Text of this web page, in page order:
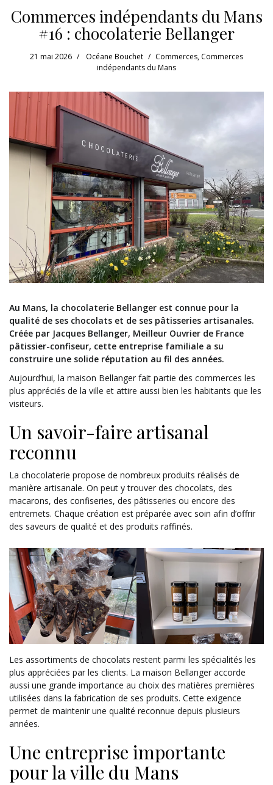
Commerces indépendants du Mans
#16 : chocolaterie Bellanger
21 mai 2026 Océane Bouchet Commerces, Commerces
indépendants du Mans
Au Mans, la chocolaterie Bellanger est connue pour la
qualité de ses chocolats et de ses pâtisseries artisanales.
Créée par Jacques Bellanger, Meilleur Ouvrier de France
pâtissier-confiseur, cette entreprise familiale a su
construire une solide réputation au fil des années.
Aujourd’hui, la maison Bellanger fait partie des commerces les
plus appréciés de la ville et attire aussi bien les habitants que les
visiteurs.
Un savoir-faire artisanal
reconnu
La chocolaterie propose de nombreux produits réalisés de
manière artisanale. On peut y trouver des chocolats, des
macarons, des confiseries, des pâtisseries ou encore des
entremets. Chaque création est préparée avec soin afin d’offrir
des saveurs de qualité et des produits raffinés.
Les assortiments de chocolats restent parmi les spécialités les
plus appréciées par les clients. La maison Bellanger accorde
aussi une grande importance au choix des matières premières
utilisées dans la fabrication de ses produits. Cette exigence
permet de maintenir une qualité reconnue depuis plusieurs
années.
Une entreprise importante
pour la ville du Mans